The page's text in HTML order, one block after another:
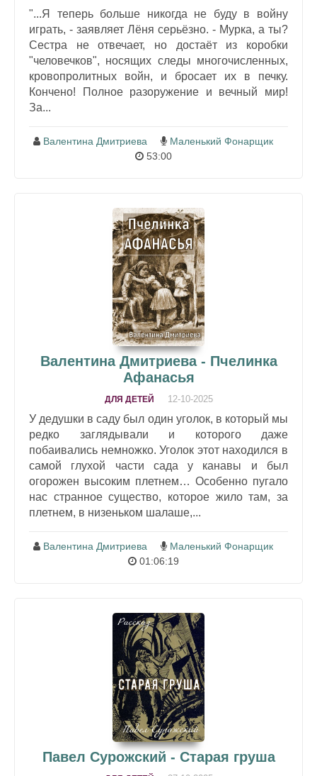
"...Я теперь больше никогда не буду в войну
играть, - заявляет Лёня серьёзно. - Мурка, а ты?
Сестра не отвечает, но достаёт из коробки
"человечков", носящих следы многочисленных,
кровопролитных войн, и бросает их в печку.
Кончено! Полное разоружение и вечный мир!
За...
Валентина Дмитриева
Маленький Фонарщик
53:00
Валентина Дмитриева - Пчелинка
Афанасья
ДЛЯ ДЕТЕЙ 12-10-2025
У дедушки в саду был один уголок, в который мы
редко заглядывали и которого даже
побаивались немножко. Уголок этот находился в
самой глухой части сада у канавы и был
огорожен высоким плетнем… Особенно пугало
нас странное существо, которое жило там, за
плетнем, в низеньком шалаше,...
Валентина Дмитриева
Маленький Фонарщик
01:06:19
Павел Сурожский - Старая груша